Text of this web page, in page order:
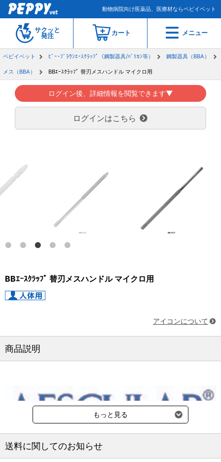
動物病院向け医薬品、医療材ならペピイベット
サクッと
発注
カート メニュー
ペピイベット ﾋﾞｰ･ﾌﾞﾗｳﾝｴｰｽｸﾗｯﾌﾟ（鋼製器具/ﾊﾞﾘｶﾝ等） 鋼製器具（BBA）
メス（BBA） BBｴｰｽｸﾗｯﾌﾟ 替刃メスハンドル マイクロ用
ログイン後、詳細情報を閲覧できます▼
ログインはこちら
BBｴｰｽｸﾗｯﾌﾟ 替刃メスハンドル マイクロ用
アイコンについて
商品説明
※国外からの取り寄せのためお時間をいただく場合がございま
す。
もっと見る
送料に関してのお知らせ